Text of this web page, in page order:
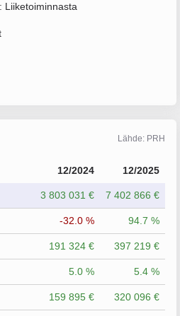
Liiketoiminnasta
Lähde: PRH
12/2024 12/2025
3 803 031 € 7 402 866 €
-32.0 % 94.7 %
191 324 € 397 219 €
5.0 % 5.4 %
159 895 € 320 096 €